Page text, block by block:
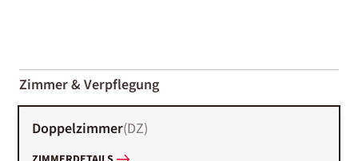
01-02
Zimmer & Verpflegung
Doppelzimmer(DZ)